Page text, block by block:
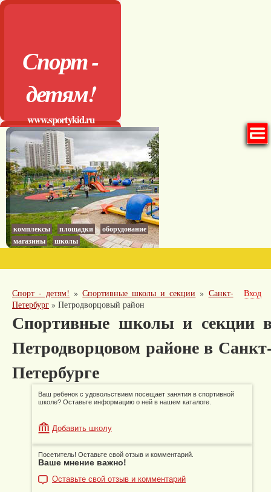
Спорт -
детям!
www.sportykid.ru
комплексы площадки
оборудование
магазины
школы
Спорт - детям! »Спортивные школы и секции » Санкт-
Петербург » Петродворцовый район
Вход
Спортивные школы и секции
Петродворцовом районе в
Петербурге
Ваш ребенок с удовольствием посещает занятия в спортивной
школе? Оставьте информацию о ней в нашем каталоге.
Добавить школу
Посетитель! Оставьте свой отзыв и комментарий.
Ваше мнение важно!
Оставьте свой отзыв и комментарий